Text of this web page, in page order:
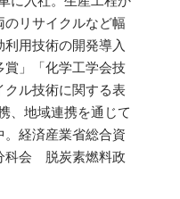
リサイクルなど幅
用技術の開発導入
」「化学工学会技
ル技術に関する表
、地域連携を通じて
経済産業省総合資
科会 脱炭素燃料政